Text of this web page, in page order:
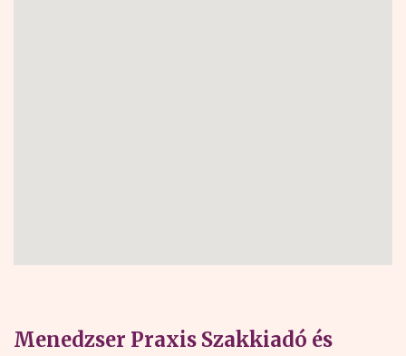
Menedzser Praxis Szakkiadó és